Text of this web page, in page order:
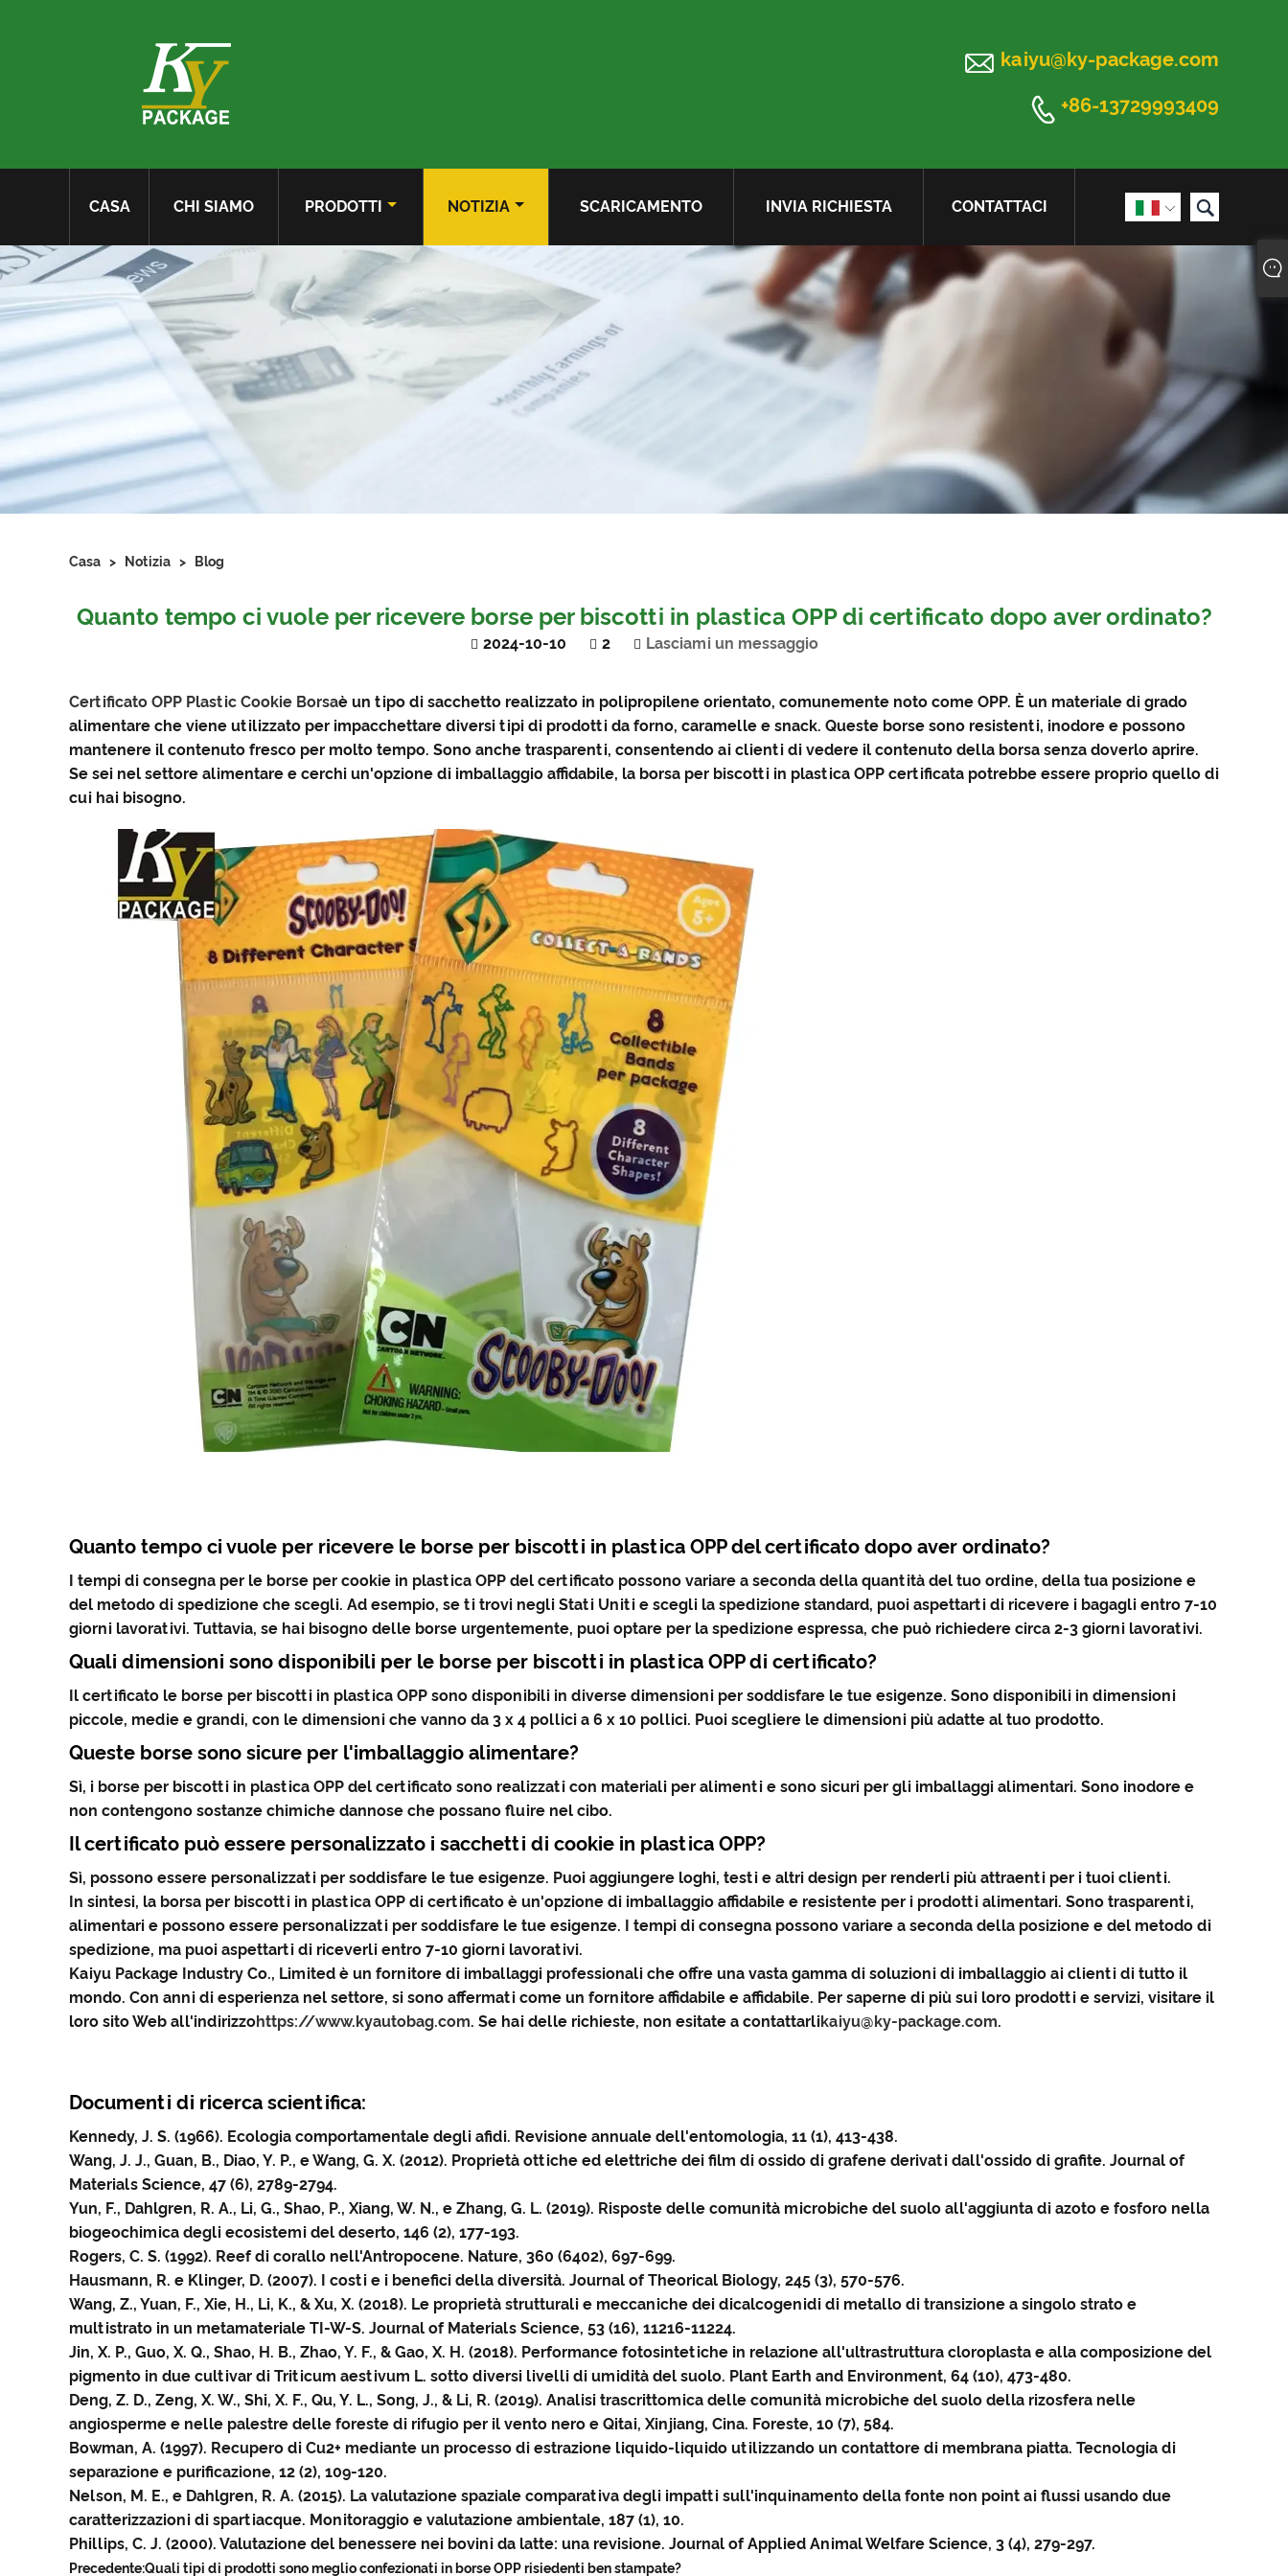
 kaiyu@ky-package.com
 +86-13729993409
 
CASA CHI SIAMO PRODOTTI NOTIZIA SCARICAMENTO INVIA RICHIESTA CONTATTACI
Casa > Notizia > Blog
Quanto tempo ci vuole per ricevere borse per biscotti in plastica OPP di certificato dopo aver ordinato?
2024-10-10 2 Lasciami un messaggio
Certificato OPP Plastic Cookie Borsaè un tipo di sacchetto realizzato in polipropilene orientato, comunemente noto come OPP. È un materiale di grado
alimentare che viene utilizzato per impacchettare diversi tipi di prodotti da forno, caramelle e snack. Queste borse sono resistenti, inodore e possono
mantenere il contenuto fresco per molto tempo. Sono anche trasparenti, consentendo ai clienti di vedere il contenuto della borsa senza doverlo aprire.
Se sei nel settore alimentare e cerchi un'opzione di imballaggio affidabile, la borsa per biscotti in plastica OPP certificata potrebbe essere proprio quello di
cui hai bisogno.
Quanto tempo ci vuole per ricevere le borse per biscotti in plastica OPP del certificato dopo aver ordinato?
I tempi di consegna per le borse per cookie in plastica OPP del certificato possono variare a seconda della quantità del tuo ordine, della tua posizione e
del metodo di spedizione che scegli. Ad esempio, se ti trovi negli Stati Uniti e scegli la spedizione standard, puoi aspettarti di ricevere i bagagli entro 7-10
giorni lavorativi. Tuttavia, se hai bisogno delle borse urgentemente, puoi optare per la spedizione espressa, che può richiedere circa 2-3 giorni lavorativi.
Quali dimensioni sono disponibili per le borse per biscotti in plastica OPP di certificato?
Il certificato le borse per biscotti in plastica OPP sono disponibili in diverse dimensioni per soddisfare le tue esigenze. Sono disponibili in dimensioni
piccole, medie e grandi, con le dimensioni che vanno da 3 x 4 pollici a 6 x 10 pollici. Puoi scegliere le dimensioni più adatte al tuo prodotto.
Queste borse sono sicure per l'imballaggio alimentare?
Sì, i borse per biscotti in plastica OPP del certificato sono realizzati con materiali per alimenti e sono sicuri per gli imballaggi alimentari. Sono inodore e
non contengono sostanze chimiche dannose che possano fluire nel cibo.
Il certificato può essere personalizzato i sacchetti di cookie in plastica OPP?
Sì, possono essere personalizzati per soddisfare le tue esigenze. Puoi aggiungere loghi, testi e altri design per renderli più attraenti per i tuoi clienti.
In sintesi, la borsa per biscotti in plastica OPP di certificato è un'opzione di imballaggio affidabile e resistente per i prodotti alimentari. Sono trasparenti,
alimentari e possono essere personalizzati per soddisfare le tue esigenze. I tempi di consegna possono variare a seconda della posizione e del metodo di
spedizione, ma puoi aspettarti di riceverli entro 7-10 giorni lavorativi.
Kaiyu Package Industry Co., Limited è un fornitore di imballaggi professionali che offre una vasta gamma di soluzioni di imballaggio ai clienti di tutto il
mondo. Con anni di esperienza nel settore, si sono affermati come un fornitore affidabile e affidabile. Per saperne di più sui loro prodotti e servizi, visitare il
loro sito Web all'indirizzohttps://www.kyautobag.com. Se hai delle richieste, non esitate a contattarlikaiyu@ky-package.com.
Documenti di ricerca scientifica:
Kennedy, J. S. (1966). Ecologia comportamentale degli afidi. Revisione annuale dell'entomologia, 11 (1), 413-438.
Wang, J. J., Guan, B., Diao, Y. P., e Wang, G. X. (2012). Proprietà ottiche ed elettriche dei film di ossido di grafene derivati ​​dall'ossido di grafite. Journal of
Materials Science, 47 (6), 2789-2794.
Yun, F., Dahlgren, R. A., Li, G., Shao, P., Xiang, W. N., e Zhang, G. L. (2019). Risposte delle comunità microbiche del suolo all'aggiunta di azoto e fosforo nella
biogeochimica degli ecosistemi del deserto, 146 (2), 177-193.
Rogers, C. S. (1992). Reef di corallo nell'Antropocene. Nature, 360 (6402), 697-699.
Hausmann, R. e Klinger, D. (2007). I costi e i benefici della diversità. Journal of Theorical Biology, 245 (3), 570-576.
Wang, Z., Yuan, F., Xie, H., Li, K., & Xu, X. (2018). Le proprietà strutturali e meccaniche dei dicalcogenidi di metallo di transizione a singolo strato e
multistrato in un metamateriale TI-W-S. Journal of Materials Science, 53 (16), 11216-11224.
Jin, X. P., Guo, X. Q., Shao, H. B., Zhao, Y. F., & Gao, X. H. (2018). Performance fotosintetiche in relazione all'ultrastruttura cloroplasta e alla composizione del
pigmento in due cultivar di Triticum aestivum L. sotto diversi livelli di umidità del suolo. Plant Earth and Environment, 64 (10), 473-480.
Deng, Z. D., Zeng, X. W., Shi, X. F., Qu, Y. L., Song, J., & Li, R. (2019). Analisi trascrittomica delle comunità microbiche del suolo della rizosfera nelle
angiosperme e nelle palestre delle foreste di rifugio per il vento nero e Qitai, Xinjiang, Cina. Foreste, 10 (7), 584.
Bowman, A. (1997). Recupero di Cu2+ mediante un processo di estrazione liquido-liquido utilizzando un contattore di membrana piatta. Tecnologia di
separazione e purificazione, 12 (2), 109-120.
Nelson, M. E., e Dahlgren, R. A. (2015). La valutazione spaziale comparativa degli impatti sull'inquinamento della fonte non point ai flussi usando due
caratterizzazioni di spartiacque. Monitoraggio e valutazione ambientale, 187 (1), 10.
Phillips, C. J. (2000). Valutazione del benessere nei bovini da latte: una revisione. Journal of Applied Animal Welfare Science, 3 (4), 279-297.
Precedente:Quali tipi di prodotti sono meglio confezionati in borse OPP risiedenti ben stampate?